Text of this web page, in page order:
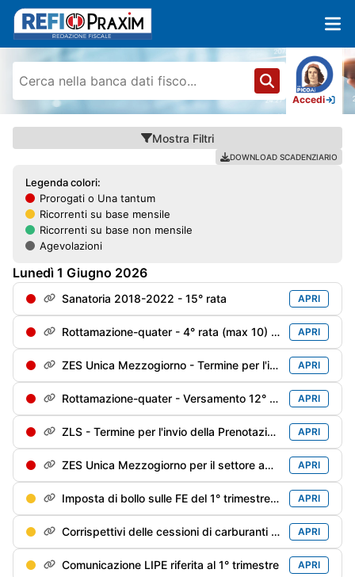
Accedi
Mostra Filtri
DOWNLOAD SCADENZIARIO
Legenda colori:
Prorogati o Una tantum
Ricorrenti su base mensile
Ricorrenti su base non mensile
Agevolazioni
Lunedì 1 Giugno 2026
Sanatoria 2018-2022 - 15° rata APRI
Rottamazione-quater - 4° rata (max 10) soggetti decaduti al 31/12/2024 e riammessi APRI
ZES Unica Mezzogiorno - Termine per l'invio della Prenotazione degli investimenti sostenuti dal 1/01/2026 e che si prevede di sostenere fino al 31/12/2026 APRI
Rottamazione-quater - Versamento 12° di 18 rate trimestrali APRI
ZLS - Termine per l'invio della Prenotazione degli investimenti sostenuti dal 1/01/2026 e che si prevede di sostenere fino al 31/12/2026 APRI
ZES Unica Mezzogiorno per il settore agricolo: termine per l'invio della Prenotazione degli investimenti sostenuti dal 1/01/2026 e che si prevede di sostenere fino al 15/11/2026 APRI
Imposta di bollo sulle FE del 1° trimestre - Versamento (differibile al 2° trimestre se il debito è inferiore a €. 5.000) APRI
Corrispettivi delle cessioni di carburanti di aprile - Trasmissione alle Dogane APRI
Comunicazione LIPE riferita al 1° trimestre APRI